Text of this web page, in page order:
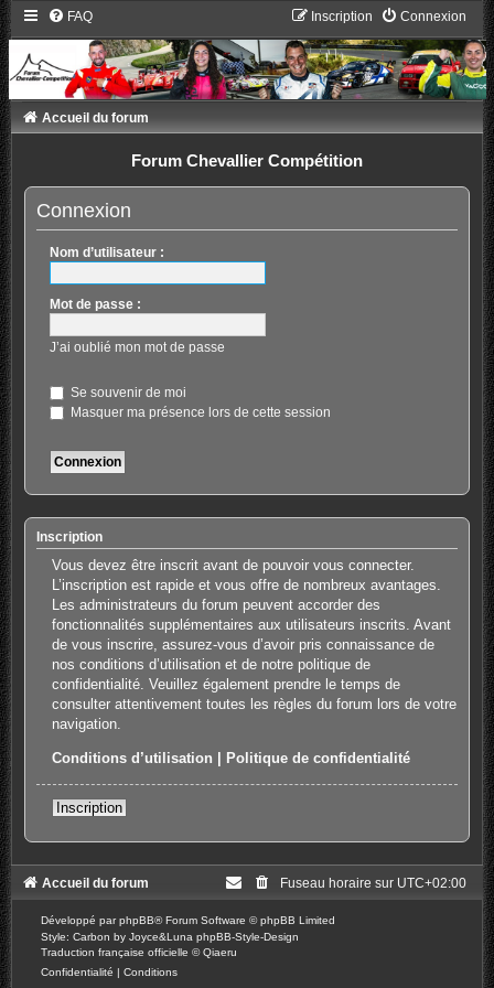
FAQ Connexion
Inscription
Accueil du forum
Forum Chevallier Compétition
Connexion
Nom d’utilisateur :
Mot de passe :
J’ai oublié mon mot de passe
Se souvenir de moi
Masquer ma présence lors de cette session
Inscription
Vous devez être inscrit avant de pouvoir vous connecter.
L’inscription est rapide et vous offre de nombreux avantages.
Les administrateurs du forum peuvent accorder des
fonctionnalités supplémentaires aux utilisateurs inscrits. Avant
de vous inscrire, assurez-vous d’avoir pris connaissance de
nos conditions d’utilisation et de notre politique de
confidentialité. Veuillez également prendre le temps de
consulter attentivement toutes les règles du forum lors de votre
navigation.
Conditions d’utilisation Politique de confidentialité
Inscription
Accueil du forum Fuseau horaire sur UTC+02:00
Développé parphpBB® Forum Software © phpBB Limited
Style: Carbon by Joyce&Luna phpBB-Style-Design
Traduction française officielle ©Qiaeru
Confidentialité | Conditions